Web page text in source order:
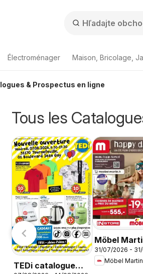
Électroménager Maison, Bricolage,
& Prospectus en ligne
Tous les
TEDi catalogue
Möbel
Happy Days
31/07/2026 -
Möbel Martin